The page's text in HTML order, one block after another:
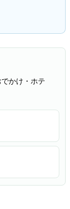
かけ・ホテ